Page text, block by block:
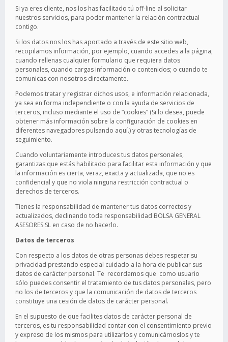
Si ya eres cliente, nos los has facilitado tú off-line al solicitar
nuestros servicios, para poder mantener la relación contractual
contigo.
Si los datos nos los has aportado a través de este sitio web,
recopilamos información, por ejemplo, cuando accedes a la página,
cuando rellenas cualquier formulario que requiera datos
personales, cuando cargas información o contenidos; o cuando te
comunicas con nosotros directamente.
Podemos tratar y registrar dichos usos, e información relacionada,
ya sea en forma independiente o con la ayuda de servicios de
terceros, incluso mediante el uso de “cookies” (Si lo desea, puede
obtener más información sobre la configuración de cookies en
diferentes navegadores pulsando aquí.) y otras tecnologías de
seguimiento.
Cuando voluntariamente introduces tus datos personales,
garantizas que estás habilitado para facilitar esta información y que
la información es cierta, veraz, exacta y actualizada, que no es
confidencial y que no viola ninguna restricción contractual o
derechos de terceros.
Tienes la responsabilidad de mantener tus datos correctos y
actualizados, declinando toda responsabilidad BOLSA GENERAL
ASESORES SL en caso de no hacerlo.
Datos de terceros
Con respecto a los datos de otras personas debes respetar su
privacidad prestando especial cuidado a la hora de publicar sus
datos de carácter personal. Te recordamos que como usuario
sólo puedes consentir el tratamiento de tus datos personales, pero
no los de terceros y que la comunicación de datos de terceros
constituye una cesión de datos de carácter personal.
En el supuesto de que facilites datos de carácter personal de
terceros, es tu responsabilidad contar con el consentimiento previo
y expreso de los mismos para utilizarlos y comunicárnoslos y te